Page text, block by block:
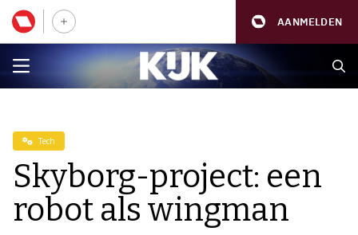
AANMELDEN
Tech
Skyborg-project: een
robot als wingman